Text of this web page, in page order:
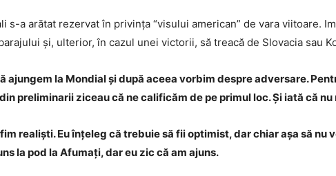
s-a arătat rezervat în privința “visului american” de vara viitoare.
și, ulterior, în cazul unei victorii, să treacă de Slovacia sau
ajungem la Mondial și după aceea vorbim despre adversare.
preliminarii ziceau că ne calificăm de pe primul loc. Și iată că
realiști. Eu înțeleg că trebuie să fii optimist, dar chiar așa să nu
la pod la Afumați, dar eu zic că am ajuns.